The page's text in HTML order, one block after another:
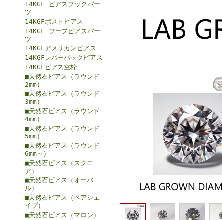
14KGF ピアスフックパー
ツ
14KGFポストピアス
14KGF フープピアスパー
ツ
14KGFアメリカンピアス
14KGFレバーバックピアス
14KGFピアス空枠
■天然石ピアス（ラウンド
2mm）
■天然石ピアス（ラウンド
3mm）
■天然石ピアス（ラウンド
4mm）
■天然石ピアス（ラウンド
5mm）
■天然石ピアス（ラウンド
6mm～）
■天然石ピアス（スクエ
ア）
■天然石ピアス（オーバ
ル）
■天然石ピアス（ペアシェ
イプ）
■天然石ピアス（マロン）